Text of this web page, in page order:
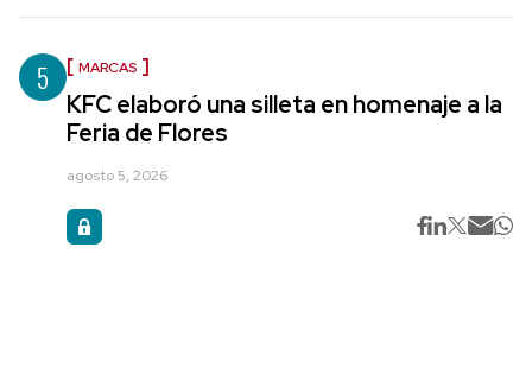
5 MARCAS
KFC elaboró una silleta en homenaje a la
Feria de Flores
agosto 5, 2026